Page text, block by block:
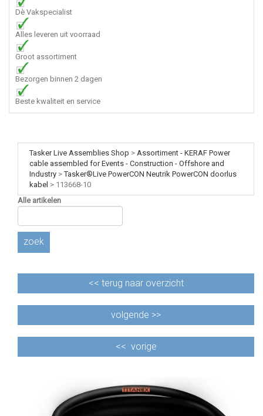
Dè Vakspecialist
Alles leveren uit voorraad
Groot assortiment
Bezorgen binnen 2 dagen
Beste kwaliteit en service
Tasker Live Assemblies Shop > Assortiment - KERAF Power
cable assembled for Events - Construction - Offshore and
Industry >Tasker®Live PowerCON Neutrik PowerCON doorlus
kabel > 113668-10
Alle artikelen
zoek
<< terug naar overzicht
volgende >>
<< vorige